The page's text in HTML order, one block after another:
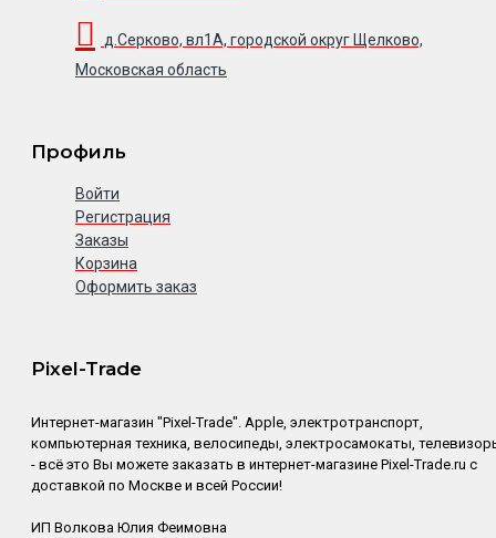
д.Серково, вл1А, городской округ Щелково,
Московская область
Профиль
Войти
Регистрация
Заказы
Корзина
Оформить заказ
Pixel-Trade
Интернет-магазин "Pixel-Trade". Apple, электротранспорт,
компьютерная техника, велосипеды, электросамокаты,
- всё это Вы можете заказать в интернет-магазине Pixel-Trade.ru с
доставкой по Москве и всей России!
ИП Волкова Юлия Феимовна